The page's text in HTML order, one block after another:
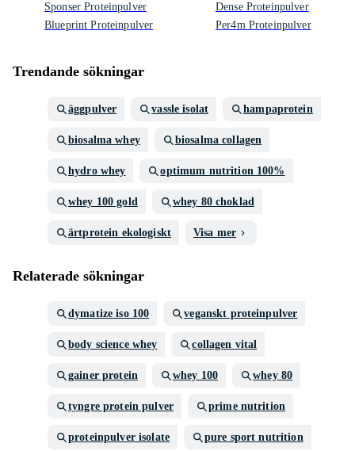
Sponser Proteinpulver
Blueprint Proteinpulver
Dense Proteinpulver
Per4m Proteinpulver
Trendande sökningar
äggpulver vassle isolat hampaprotein
biosalma whey biosalma collagen
hydro whey optimum nutrition 100%
whey 100 gold whey 80 choklad
ärtprotein ekologiskt Visa mer
Relaterade sökningar
dymatize iso 100 veganskt proteinpulver
body science whey collagen vital
gainer protein whey 100 whey 80
tyngre protein pulver prime nutrition
proteinpulver isolate pure sport nutrition